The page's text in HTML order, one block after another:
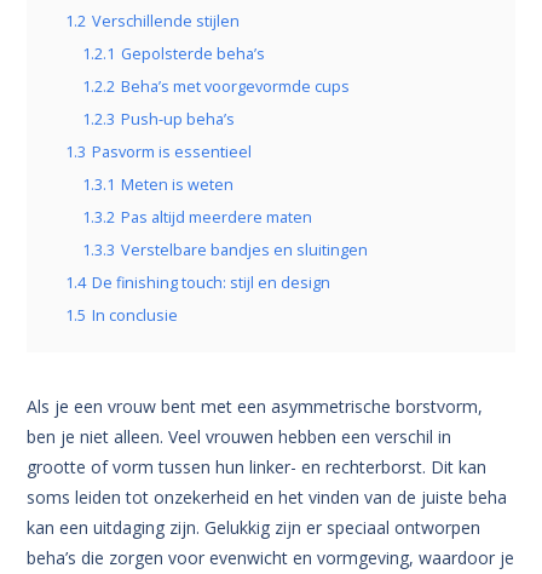
1.2 Verschillende stijlen
1.2.1 Gepolsterde beha’s
1.2.2 Beha’s met voorgevormde cups
1.2.3 Push-up beha’s
1.3 Pasvorm is essentieel
1.3.1 Meten is weten
1.3.2 Pas altijd meerdere maten
1.3.3 Verstelbare bandjes en sluitingen
1.4 De finishing touch: stijl en design
1.5 In conclusie
Als je een vrouw bent met een asymmetrische borstvorm,
ben je niet alleen. Veel vrouwen hebben een verschil in
grootte of vorm tussen hun linker- en rechterborst. Dit kan
soms leiden tot onzekerheid en het vinden van de juiste beha
kan een uitdaging zijn. Gelukkig zijn er speciaal ontworpen
beha’s die zorgen voor evenwicht en vormgeving, waardoor je